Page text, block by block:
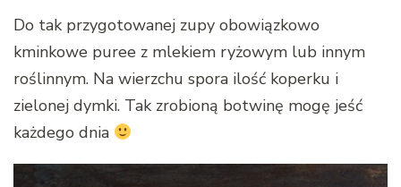
Do tak przygotowanej zupy obowiązkowo
kminkowe puree z mlekiem ryżowym lub innym
roślinnym. Na wierzchu spora ilość koperku i
zielonej dymki. Tak zrobioną botwinę mogę jeść
każdego dnia